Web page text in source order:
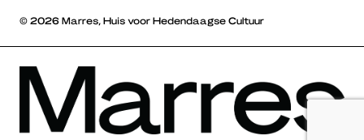
© 2026 Marres, Huis voor Hedendaagse Cultuur